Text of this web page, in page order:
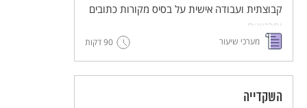
קבוצתית ועבודה אישית על בסיס מקורות כתובים
וסרטונים.
מסדרת מערכי השיעור המדגימים שיטות הוראה
חדשניות והמלוות יחידות ללימוד עצמי של
השיטות הללו (פלפ"ל - פעילות פדגוגית לימודית
למורים).
מערכי שיעור 90 דקות
השקדייה